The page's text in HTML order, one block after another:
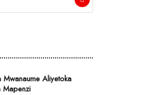
Mwanaume Aliyetoka
Mapenzi